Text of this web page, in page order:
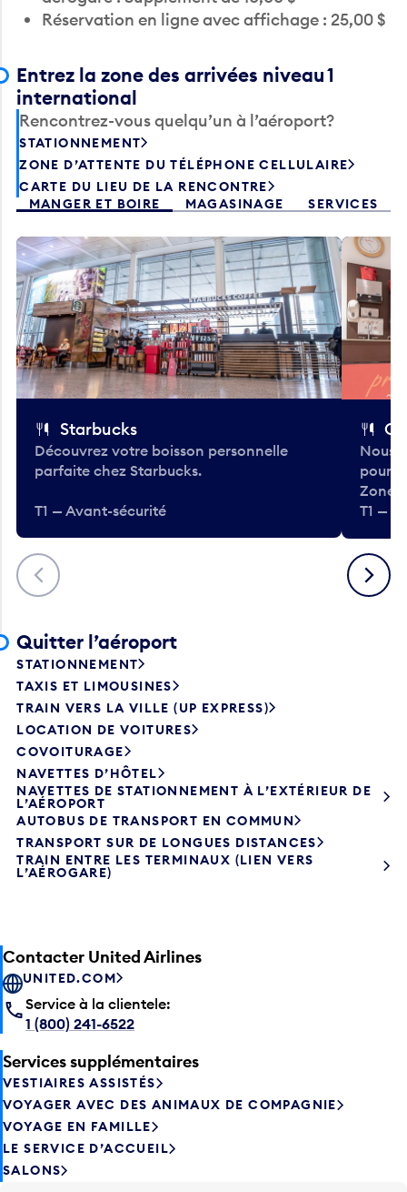
international
Rencontrez-vous quelqu’un à l’aéroport?
STATIONNEMENT
ZONE D’ATTENTE DU TÉLÉPHONE CELLULAIRE
CARTE DU LIEU DE LA RENCONTRE
MANGER ET BOIRE
MAGASINAGE
Découvrez votre boisson personnelle
parfaite chez Starbucks.
Nous
pour
Zone.
T1 —
Suivant
STATIONNEMENT
TAXIS ET LIMOUSINES
TRAIN VERS LA VILLE (UP EXPRESS)
LOCATION DE VOITURES
COVOITURAGE
NAVETTES D’HÔTEL
NAVETTES DE STATIONNEMENT À L’EXTÉRIEUR DE
L’AÉROPORT
AUTOBUS DE TRANSPORT EN COMMUN
TRANSPORT SUR DE LONGUES DISTANCES
TRAIN ENTRE LES TERMINAUX (LIEN VERS
L’AÉROGARE)
UNITED.COM
Service à la clientele:
1 (800) 241-6522
VESTIAIRES ASSISTÉS
VOYAGER AVEC DES ANIMAUX DE COMPAGNIE
VOYAGE EN FAMILLE
LE SERVICE D’ACCUEIL
SALONS